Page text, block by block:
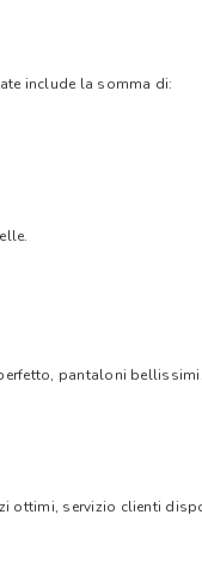
include la somma di:
pantaloni
ottimi, servizio clienti